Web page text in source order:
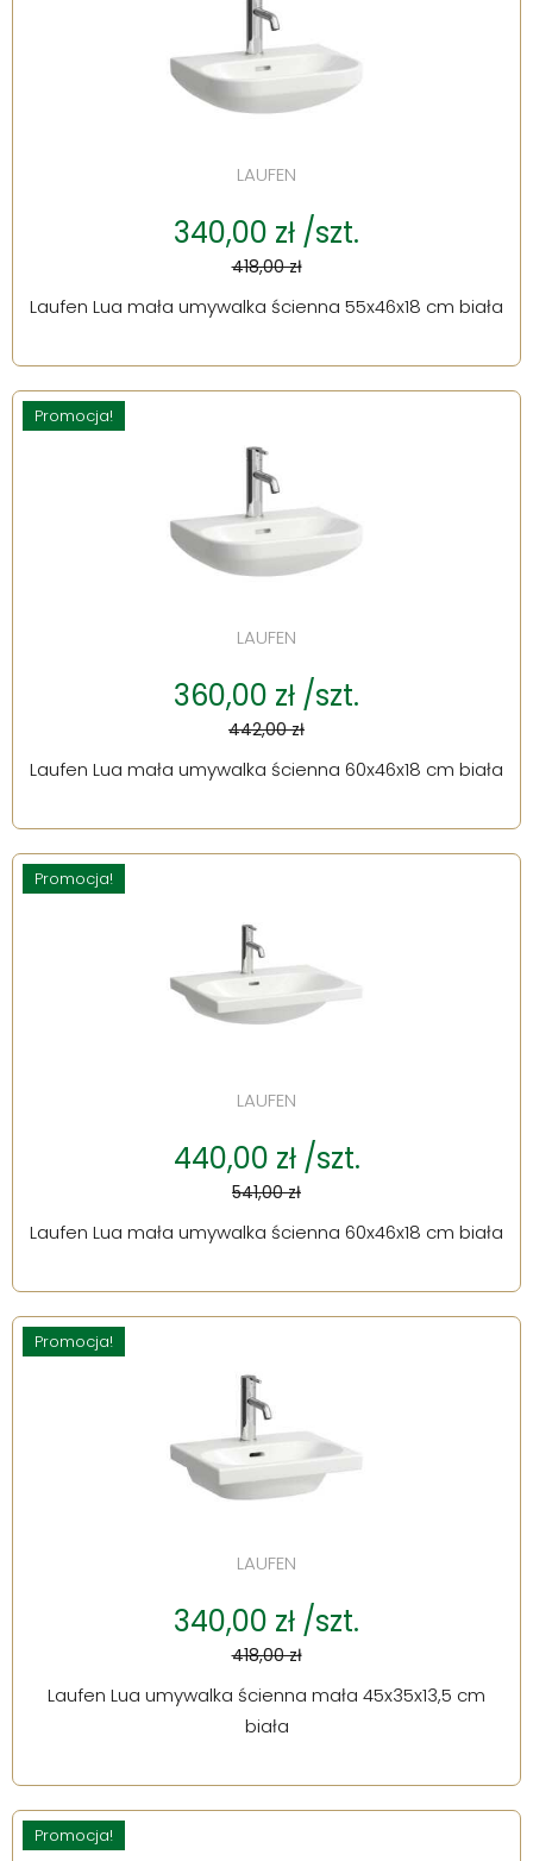
LAUFEN
340,00 zł /szt.
418,00 zł
Laufen Lua mała umywalka ścienna 55x46x18 cm biała
Promocja!
LAUFEN
360,00 zł /szt.
442,00 zł
Laufen Lua mała umywalka ścienna 60x46x18 cm biała
Promocja!
LAUFEN
440,00 zł /szt.
541,00 zł
Laufen Lua mała umywalka ścienna 60x46x18 cm biała
Promocja!
LAUFEN
340,00 zł /szt.
418,00 zł
Laufen Lua umywalka ścienna mała 45x35x13,5 cm
biała
Promocja!